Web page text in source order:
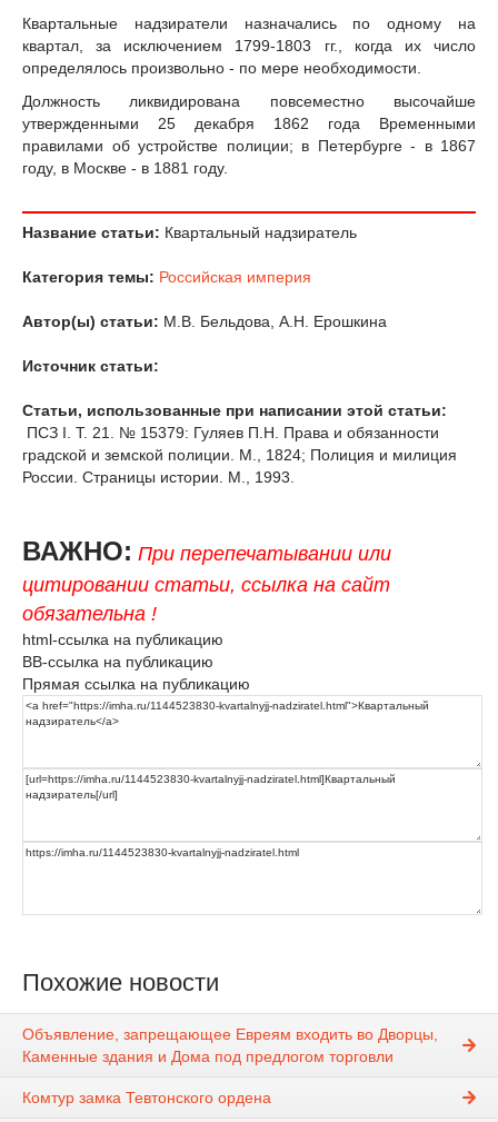
Квартальные надзиратели назначались по одному на
квартал, за исключением 1799-1803 гг., когда их число
определялось произвольно - по мере необходимости.
Должность ликвидирована повсеместно высочайше
утвержденными 25 декабря 1862 года Временными
правилами об устройстве полиции; в Петербурге - в 1867
году, в Москве - в 1881 году.
Название статьи: Квартальный надзиратель
Категория темы: Российская империя
Автор(ы) статьи: M.B. Бельдова, А.Н. Ерошкина
Источник статьи:
Статьи, использованные при написании этой статьи:
ПСЗ I. Т. 21. № 15379: Гуляев П.Н. Права и обязанности
градской и земской полиции. М., 1824; Полиция и милиция
России. Страницы истории. М., 1993.
ВАЖНО: При перепечатывании или
цитировании статьи, ссылка на сайт
обязательна !
html-ссылка на публикацию
BB-ссылка на публикацию
Прямая ссылка на публикацию
Похожие новости
Объявление, запрещающее Евреям входить во Дворцы,
Каменные здания и Дома под предлогом торговли
Комтур замка Тевтонского ордена